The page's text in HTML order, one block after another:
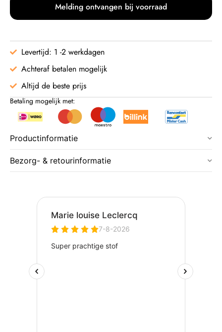
Melding ontvangen bij voorraad
Levertijd: 1 -2 werkdagen
Achteraf betalen mogelijk
Altijd de beste prijs
Betaling mogelijk met:
Productinformatie
Bezorg- & retourinformatie